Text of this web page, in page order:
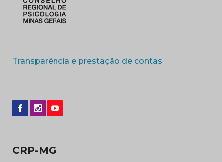
Transparência e prestação de contas
CRP-MG